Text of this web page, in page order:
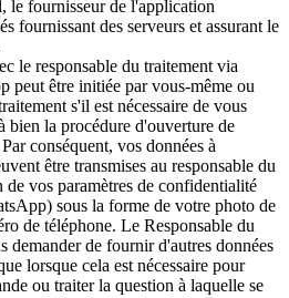
le fournisseur de l'application
fournissant des serveurs et assurant le
le responsable du traitement via
peut être initiée par vous-même ou
s'il est nécessaire de vous
bien la procédure d'ouverture de
conséquent, vos données à
être transmises au responsable du
vos paramètres de confidentialité
sous la forme de votre photo de
de téléphone. Le Responsable du
demander de fournir d'autres données
lorsque cela est nécessaire pour
ou traiter la question à laquelle se